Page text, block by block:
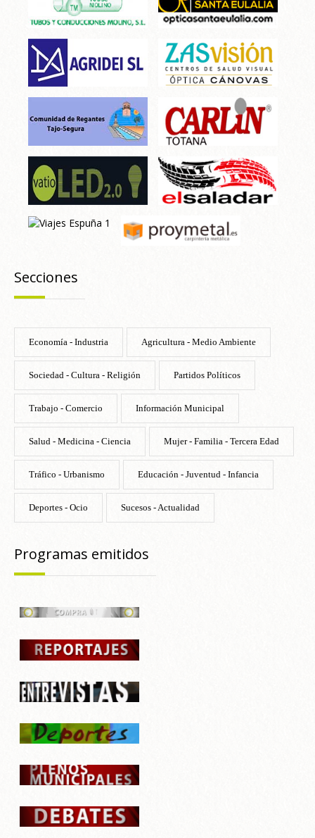
Secciones
Economía - Industria Agricultura - Medio Ambiente
Sociedad - Cultura - Religión Partidos Políticos
Trabajo - Comercio Información Municipal
Salud - Medicina - Ciencia Mujer - Familia - Tercera Edad
Tráfico - Urbanismo Educación - Juventud - Infancia
Deportes - Ocio Sucesos - Actualidad
Programas emitidos